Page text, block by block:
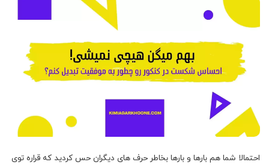
احتمالا شما هم بارها و بارها بخاطر حرف های دیگران حس کردید که قراره توی